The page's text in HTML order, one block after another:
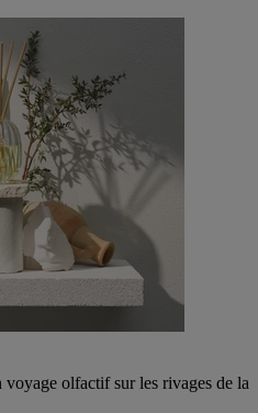
olfactif sur les rivages de la